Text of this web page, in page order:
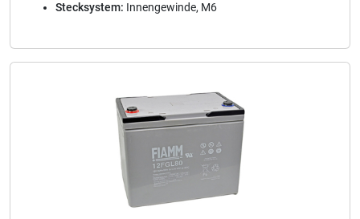
Stecksystem: Innengewinde, M6